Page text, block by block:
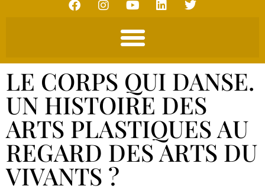
LE CORPS QUI DANSE.
UN HISTOIRE DES
ARTS PLASTIQUES AU
REGARD DES ARTS DU
VIVANTS ?